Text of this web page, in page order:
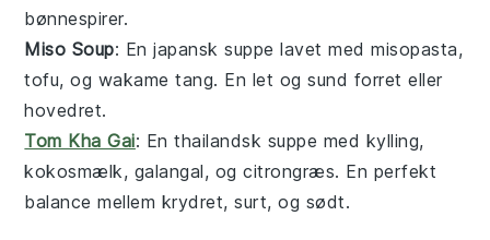
bønnespirer.
Miso Soup: En japansksuppe lavet medmisopasta,
tofu, og wakame tang. En let og sund forret eller
hovedret.
Tom Kha Gai: En thailandsk suppe med kylling,
kokosmælk, galangal, ogcitrongræs. En perfekt
balance mellem krydret, surt, og sødt.